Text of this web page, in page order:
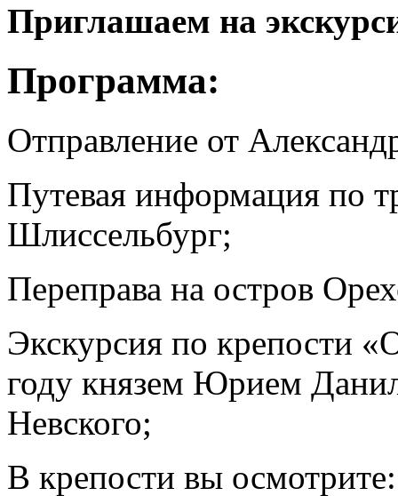
Приглашаем на
Программа:
Отправление от
Путевая информация по
Шлиссельбург;
Переправа на остров
Экскурсия по крепости
году князем Юрием
Невского;
В крепости вы